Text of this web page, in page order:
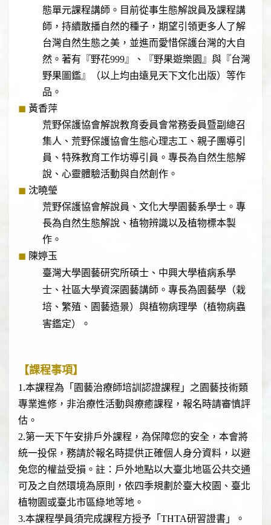
態單元課程講師。目前從事生態解說員及課程講
師，持續散播自然的種子，期望引領更多人了解
台灣自然生態之美，並進而愛惜保護台灣的大自
然。著有『野花999』、『野果遊樂園』與『台灣
野果圖鑑』（以上均由遠見天下文化出版）等作
品。
◼ 黃香萍
荒野保護協會解說教育委員會常務委員暨副總召
集人、荒野保護協會生態心理志工、親子團導引
員、特殊教育工作坊導引員。專長為自然生態解
說、心靈體驗活動與自然創作。
◼ 沈曉瑩
荒野保護協會解說員、文化大學園藝系學士。專
長為自然生態解說、植物辨識以及植物標本製
作。
◼ 陳婷玉
臺灣大學園藝研究所碩士、中興大學植病系學
士、社區大學資深園藝講師。專長為園藝學（栽
培、繁殖、園藝造景）與植物病理學（植物病蟲
害鑑定）。
【課程事項】
1.本課程為「園藝治療師培訓認證課程」之園藝技術類
專業進修，非治療性活動與療癒課程，報名時請審慎評
估。
2.第一天下午安排戶外課程，為保障您的安全，本會將
統一投保，務請於報名時提供正確個人身分資料，以避
免您的權益受損。註：戶外地點以大臺北地區公共交通
可及之自然環境為原則，依四季規劃於臺大校園、臺北
植物園或臺北市區綠地等地。
3.本課程學員須完成課程方授予「THTA研習證書」。